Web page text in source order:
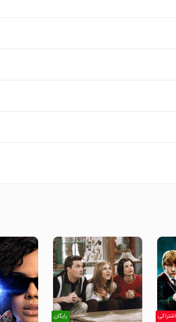
اشتراکی رایگان